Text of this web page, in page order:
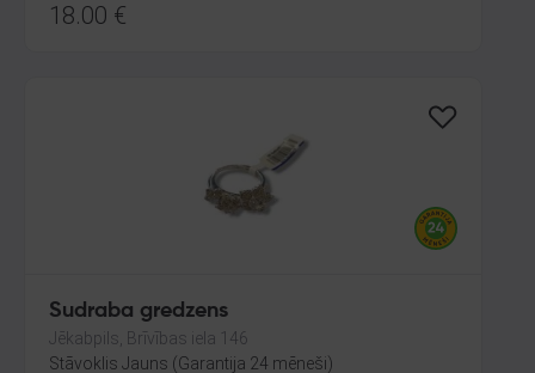
18.00 €
Sudraba gredzens
Jēkabpils, Brīvības iela 146
Stāvoklis Jauns (Garantija 24 mēneši)